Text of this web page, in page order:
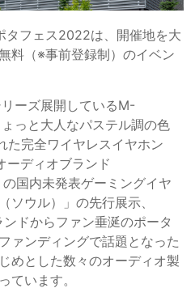
タフェス2022は、開催地を大
料（※事前登録制）のイベン
ーズ展開しているM-
っと大人なパステル調の色
た完全ワイヤレスイヤホン
ーディオブランド
国内未発表ゲーミングイヤ
ソウル）」の先行展示、
ドからファン垂涎のポータ
ァンディングで話題となった
めとした数々のオーディオ製
ています。